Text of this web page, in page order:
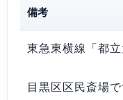
備考
東急東横線「都
目黒区区民斎場で